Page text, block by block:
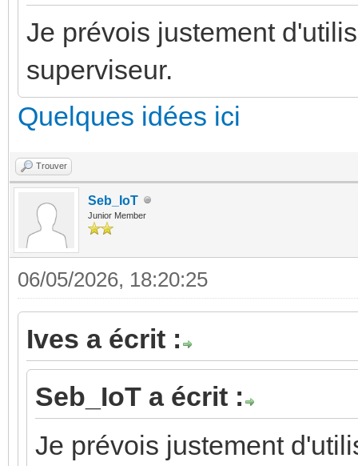
Je prévois justement
superviseur.
Quelques idées ici
Trouver
Seb_IoT
Junior Member
06/05/2026, 18:20:25
Ives a écrit :
Seb_IoT a écrit :
Je prévois justement